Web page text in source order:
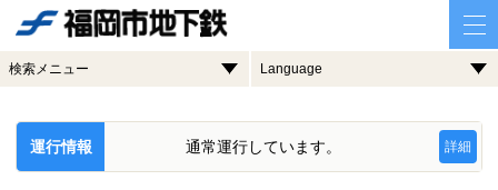
検索メニュー Language
運行情報 通常運行しています。 詳細